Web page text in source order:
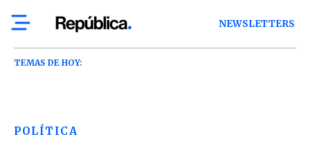
NEWSLETTERS
TEMAS DE HOY:
POLÍTICA